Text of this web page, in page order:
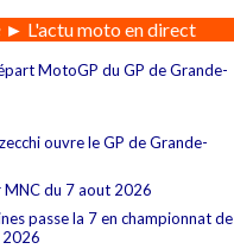
► L'actu moto en direct
MotoGP du GP de Grande-
ouvre le GP de Grande-
du 7 aout 2026
passe la 7 en championnat de
2026